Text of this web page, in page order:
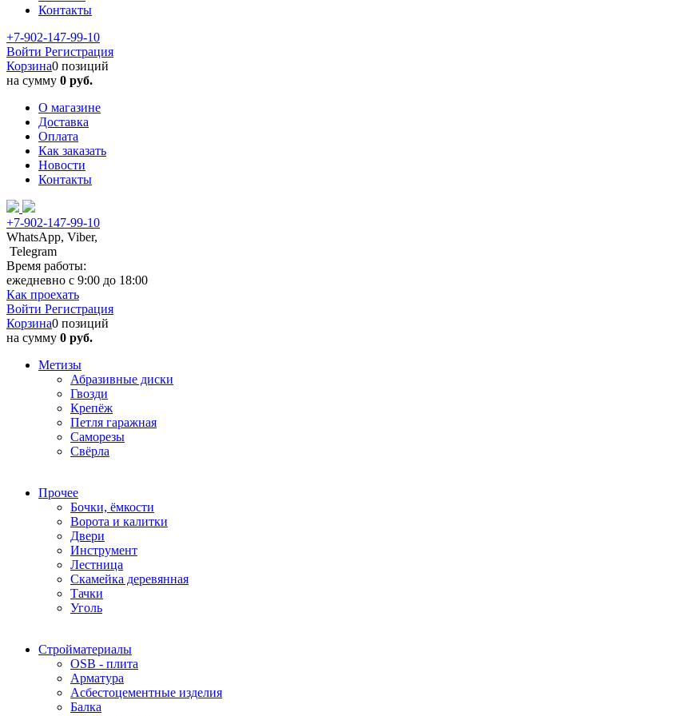
Контакты
+7-902-147-99-10
Войти Регистрация
Корзина0 позиций
на сумму 0 руб.
О магазине
Доставка
Оплата
Как заказать
Новости
Контакты
+7-902-147-99-10
WhatsApp, Viber,
Telegram
Время работы:
ежедневно с 9:00 до 18:00
Как проехать
Войти Регистрация
Корзина0 позиций
на сумму 0 руб.
Метизы
Абразивные диски
Гвозди
Крепёж
Петля гаражная
Саморезы
Свёрла
Прочее
Бочки, ёмкости
Ворота и калитки
Двери
Инструмент
Лестница
Скамейка деревянная
Тачки
Уголь
Стройматериалы
OSB - плита
Арматура
Асбестоцементные изделия
Балка